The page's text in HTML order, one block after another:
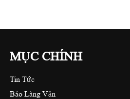
MỤC CHÍNH
Tin Tức
Báo Làng Văn